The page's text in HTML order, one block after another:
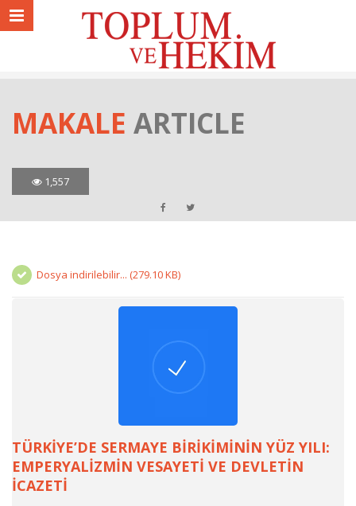
MAKALE ARTICLE
1,557
Dosya indirilebilir... (279.10 KB)
TÜRKİYE’DE SERMAYE BİRİKİMİNİN YÜZ YILI:
EMPERYALİZMİN VESAYETİ VE DEVLETİN
İCAZETİ